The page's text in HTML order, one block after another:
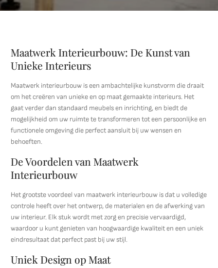
Maatwerk Interieurbouw: De Kunst van
Unieke Interieurs
Maatwerk interieurbouw is een ambachtelijke kunstvorm die draait
om het creëren van unieke en op maat gemaakte interieurs. Het
gaat verder dan standaard meubels en inrichting, en biedt de
mogelijkheid om uw ruimte te transformeren tot een persoonlijke en
functionele omgeving die perfect aansluit bij uw wensen en
behoeften.
De Voordelen van Maatwerk
Interieurbouw
Het grootste voordeel van maatwerk interieurbouw is dat u volledige
controle heeft over het ontwerp, de materialen en de afwerking van
uw interieur. Elk stuk wordt met zorg en precisie vervaardigd,
waardoor u kunt genieten van hoogwaardige kwaliteit en een uniek
eindresultaat dat perfect past bij uw stijl.
Uniek Design op Maat